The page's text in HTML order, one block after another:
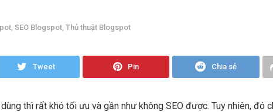
SEO Blogspot Thủ thuật Blogspot
Tweet Pin Chia sẻ
thì rất khó tối ưu và gần như không SEO được. Tuy nhiên, đó